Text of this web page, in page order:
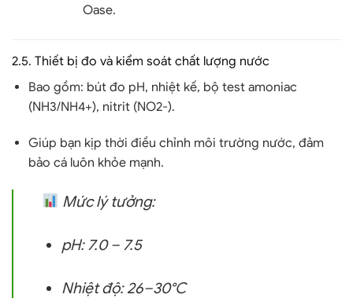
Oase.
2.5. Thiết bị đo và kiểm soát chất lượng nước
Bao gồm: bút đo pH, nhiệt kế, bộ test amoniac
(NH3/NH4+), nitrit (NO2-).
Giúp bạn kịp thời điều chỉnh môi trường nước, đảm
bảo cá luôn khỏe mạnh.
Mức lý tưởng:
pH: 7.0 – 7.5
Nhiệt độ: 26–30°C